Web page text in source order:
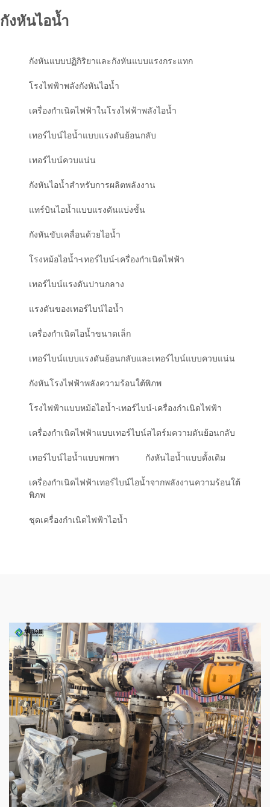
กังหันไอน้ำ
กังหันแบบปฏิกิริยาและกังหันแบบแรงกระแทก
โรงไฟฟ้าพลังกังหันไอน้ำ
เครื่องกำเนิดไฟฟ้าในโรงไฟฟ้าพลังไอน้ำ
เทอร์ไบน์ไอน้ำแบบแรงดันย้อนกลับ
เทอร์ไบน์ควบแน่น
กังหันไอน้ำสำหรับการผลิตพลังงาน
แทร์บินไอน้ำแบบแรงดันแบ่งขั้น
กังหันขับเคลื่อนด้วยไอน้ำ
โรงหม้อไอน้ำ-เทอร์ไบน์-เครื่องกำเนิดไฟฟ้า
เทอร์ไบน์แรงดันปานกลาง
แรงดันของเทอร์ไบน์ไอน้ำ
เครื่องกำเนิดไอน้ำขนาดเล็ก
เทอร์ไบน์แบบแรงดันย้อนกลับและเทอร์ไบน์แบบควบแน่น
กังหันโรงไฟฟ้าพลังความร้อนใต้พิภพ
โรงไฟฟ้าแบบหม้อไอน้ำ-เทอร์ไบน์-เครื่องกำเนิดไฟฟ้า
เครื่องกำเนิดไฟฟ้าแบบเทอร์ไบน์สไตร์มความดันย้อนกลับ
เทอร์ไบน์ไอน้ำแบบพกพา กังหันไอน้ำแบบดั้งเดิม
เครื่องกำเนิดไฟฟ้าเทอร์ไบน์ไอน้ำจากพลังงานความร้อนใต้
พิภพ
ชุดเครื่องกำเนิดไฟฟ้าไอน้ำ